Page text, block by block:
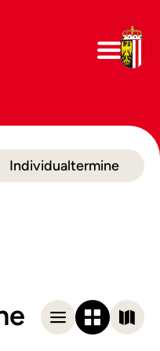
Individualtermine